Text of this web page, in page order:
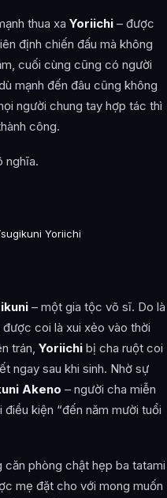
thua xa Yoriichi – được
định chiến đấu mà không
cuối cùng cũng có người
mạnh đến đâu cũng không
người chung tay hợp tác thì
công.
nghĩa.
Yoriichi
– một gia tộc võ sĩ. Do là
coi là xui xẻo vào thời
trán, Yoriichi bị cha ruột coi
ngay sau khi sinh. Nhờ sự
Akeno – người cha miễn
điều kiện “đến năm mười tuổi
phòng chật hẹp ba tatami
mẹ đặt cho với mong muốn